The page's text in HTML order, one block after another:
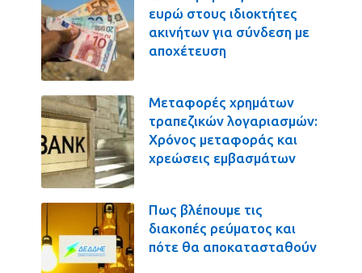
ευρώ στους ιδιοκτήτες
ακινήτων για σύνδεση με
αποχέτευση
Μεταφορές χρημάτων
τραπεζικών λογαριασμών:
Χρόνος μεταφοράς και
χρεώσεις εμβασμάτων
Πως βλέπουμε τις
διακοπές ρεύματος και
πότε θα αποκατασταθούν